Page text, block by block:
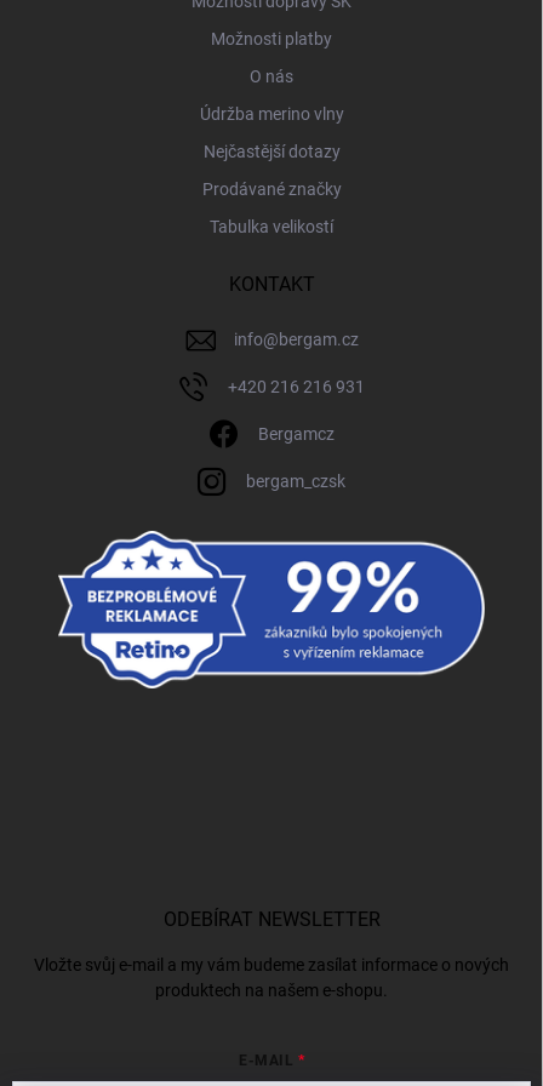
Možnosti platby
O nás
Údržba merino vlny
Nejčastější dotazy
Prodávané značky
Tabulka velikostí
KONTAKT
info@bergam.cz
+420 216 216 931
Bergamcz
bergam_czsk
ODEBÍRAT NEWSLETTER
Vložte svůj e-mail a my vám budeme zasílat informace o nových
produktech na našem e-shopu.
E-MAIL